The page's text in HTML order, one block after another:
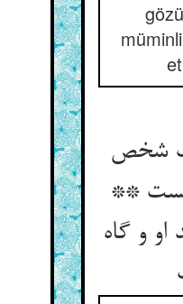
شخص
**
او و گاه